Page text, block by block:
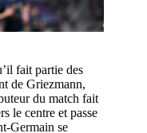
fait partie des
de Griezmann,
du match fait
le centre et passe
Germain se